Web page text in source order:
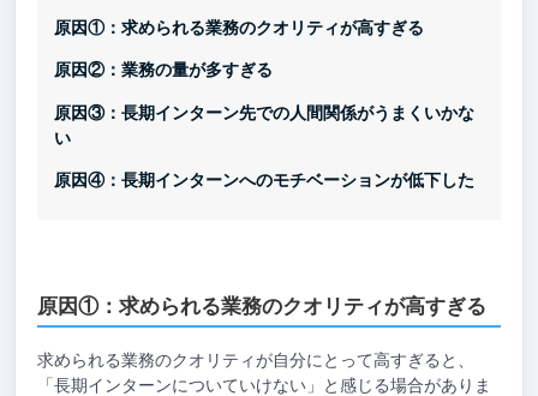
原因①：求められる業務のクオリティが高すぎる
原因②：業務の量が多すぎる
原因③：長期インターン先での人間関係がうまくいかな
い
原因④：長期インターンへのモチベーションが低下した
原因①：求められる業務のクオリティが高すぎる
求められる業務のクオリティが自分にとって高すぎると、
「長期インターンについていけない」と感じる場合がありま